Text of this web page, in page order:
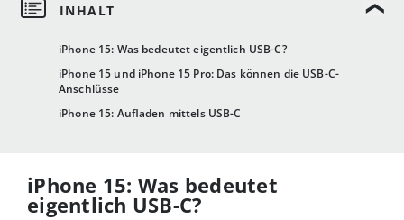
iPhone 15: Was bedeutet eigentlich USB-C?
iPhone 15 und iPhone 15 Pro: Das können die USB-C-
Anschlüsse
iPhone 15: Aufladen mittels USB-C
iPhone 15: Was bedeutet
eigentlich USB-C?